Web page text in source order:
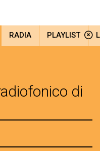
RADIA PLAYLIST
di